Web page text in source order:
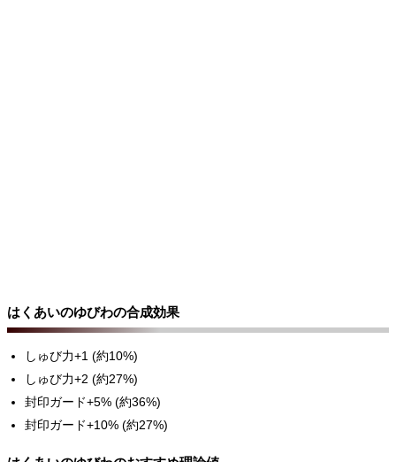
はくあいのゆびわの合成効果
しゅび力+1 (約10%)
しゅび力+2 (約27%)
封印ガード+5% (約36%)
封印ガード+10% (約27%)